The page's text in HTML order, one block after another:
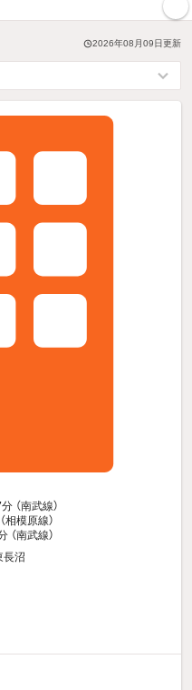
2026年08月09日更新
分 （南武線）
相模原線）
（南武線）
長沼